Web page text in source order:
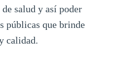
salud y así poder
públicas que brinde
calidad.